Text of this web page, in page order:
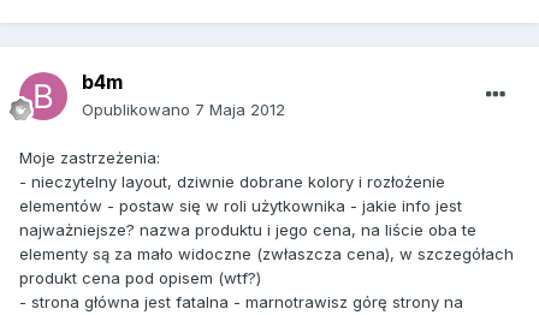
b4m
Opublikowano 7 Maja 2012
Moje zastrzeżenia:
- nieczytelny layout, dziwnie dobrane kolory i rozłożenie
elementów - postaw się w roli użytkownika - jakie info jest
najważniejsze? nazwa produktu i jego cena, na liście oba te
elementy są za mało widoczne (zwłaszcza cena), w szczegółach
produkt cena pod opisem (wtf?)
- strona główna jest fatalna - marnotrawisz górę strony na